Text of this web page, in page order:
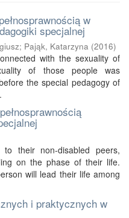
w
specjalnej
; Pająk, Katarzyna (2016)
with the sexuality of
of those people was
the special pedagogy of
to their non-disabled peers,
on the phase of their life.
will lead their life among
i praktycznych w